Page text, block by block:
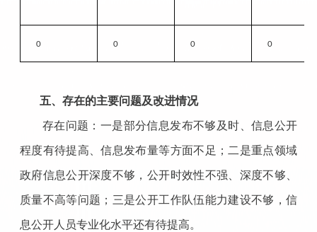
0 0 0 0
五、存在的主要问题及改进情况
存在问题：一是部分信息发布不够及时、信息公开
程度有待提高、信息发布量等方面不足；二是重点领域
政府信息公开深度不够，公开时效性不强、深度不够、
质量不高等问题；三是公开工作队伍能力建设不够，信
息公开人员专业化水平还有待提高。